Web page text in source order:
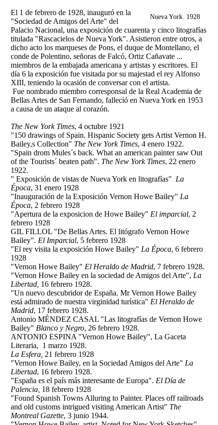
Nueva York. 1928
El 1 de febrero de 1928, inauguró en la
"Sociedad de Amigos del Arte" del
Palacio Nacional, una exposición de cuarenta y cinco litografías
titulada "Rascacielos de Nueva York". Asistieron entre otros, a
dicho acto los marqueses de Pons, el duque de Montellano, el
conde de Polentino, señoras de Falcó, Ortiz Cañavate ...
miembros de la embajada americana y artistas y escritores. El
día 6 la exposición fue visitada por su majestad el rey Alfonso
XIII, teniendo la ocasión de conversar con el artista.
Fue nombrado miembro corresponsal de la Real Academia de
Bellas Artes de San Fernando, falleció en Nueva York en 1953
a causa de un ataque al corazón.
The New York Times, 4 octubre 1921
"150 drawings of Spain. Hispanic Society gets Artist Vernon H.
Bailey,s Collection" The New York Times, 4 enero 1922.
"Spain drom Mules´s back. What an american painter saw Out
of the Tourists´ beaten path". The New York Times, 22 enero
1922.
" Exposición de vistas de Nueva York en litografías" La
Época, 31 enero 1928
"Inauguración de la Exposición Vernon Howe Bailey" La
Época, 2 febrero 1928
"Apertura de la exposicion de Howe Bailey" El imparcial, 2
febrero 1928
GIL FILLOL "De Bellas Artes. El litógrafo Vernon Howe
Bailey". El Imparcial, 5 febrero 1928
"El rey visita la exposición Howe Bailey" La Época, 6 febrero
1928
"Vernon Howe Bailey" El Heraldo de Madrid, 7 febrero 1928.
"Vernon Howe Bailey en la sociedad de Amigos del Arte", La
Libertad, 16 febrero 1928.
"Un nuevo descubridor de España. Mr Vernon Howe Bailey
está admirado de nuestra virginidad turística" El Heraldo de
Madrid, 17 febrero 1928.
Antonio MÉNDEZ CASAL "Las litografías de Vernon Howe
Bailey" Blanco y Negro, 26 febrero 1928.
ANTONIO ESPINA "Vernon Howe Bailey", La Gaceta
Literaria, 1 marzo 1928.
La Esfera, 21 febrero 1928
"Vernon Howe Bailey, en la Sociedad Amigos del Arte" La
Libertad, 16 febrero 1928.
"España es el país más interesante de Europa". El Día de
Palencia, 18 febrero 1928
"Found Spanish Towns Alluring to Painter. Places off railroads
and old customs intrigued visiting American Artist" The
Montreal Gazette, 3 junio 1944.